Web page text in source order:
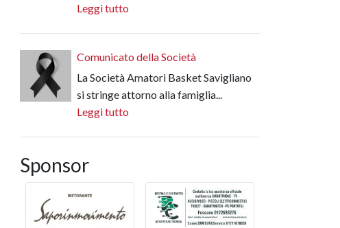
Leggi tutto
Comunicato della Società
La Società Amatori Basket Savigliano
si stringe attorno alla famiglia...
Leggi tutto
Sponsor